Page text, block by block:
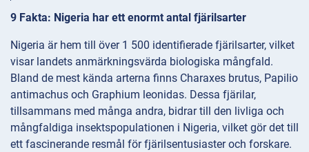
9 Fakta: Nigeria har ett enormt antal fjärilsarter
Nigeria är hem till över 1 500 identifierade fjärilsarter, vilket
visar landets anmärkningsvärda biologiska mångfald.
Bland de mest kända arterna finns Charaxes brutus, Papilio
antimachus och Graphium leonidas. Dessa fjärilar,
tillsammans med många andra, bidrar till den livliga och
mångfaldiga insektspopulationen i Nigeria, vilket gör det till
ett fascinerande resmål för fjärilsentusiaster och forskare.